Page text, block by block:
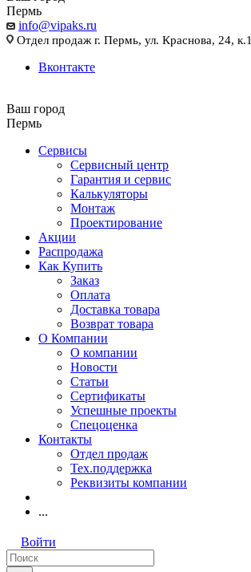
Пермь
info@vipaks.ru
Отдел продаж г. Пермь, ул. Краснова, 24, к.1
Вконтакте
Ваш город
Пермь
Сервисы
Сервисный центр
Гарантия и сервис
Калькуляторы
Монтаж
Проектирование
Акции
Распродажа
Как Купить
Заказ
Оплата
Доставка товара
Возврат товара
О Компании
О компании
Новости
Статьи
Сертификаты
Успешные проекты
Спецоценка
Контакты
Отдел продаж
Тех.поддержка
Реквизиты компании
...
Войти